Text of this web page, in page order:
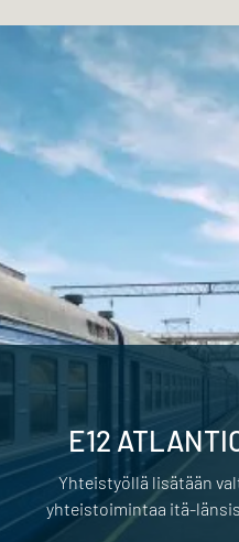
E12
Yhteistyöllä lisätään
yhteistoimintaa itä-